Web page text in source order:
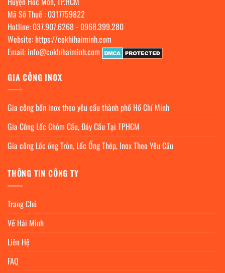
Mã Số Thuế : 0317759822
Hotline: 037.907.6268- 0968.399.280
Website: https://cokhihaiminh.com
Email: info@cokhihaiminh.com
GIA CÔNG INOX
Gia công bồn inox theo yêu cầu thành phố Hồ Chí Minh
Gia Công Lốc Chỏm Cầu, Đáy Cầu Tại TPHCM
Gia công Lốc ống Tròn, Lốc Ống Thép, Inox Theo Yêu Cầu
THÔNG TIN CÔNG TY
Trang Chủ
Về Hải Minh
Liên Hệ
FAQ